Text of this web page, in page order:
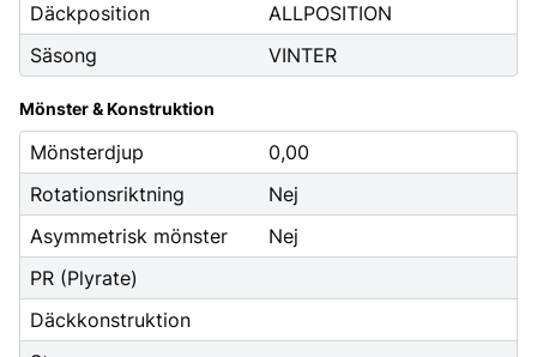
Däckposition
ALLPOSITION
Säsong
VINTER
Mönster & Konstruktion
Mönsterdjup
0,00
Rotationsriktning
Nej
Asymmetrisk mönster
Nej
PR (Plyrate)
Däckkonstruktion